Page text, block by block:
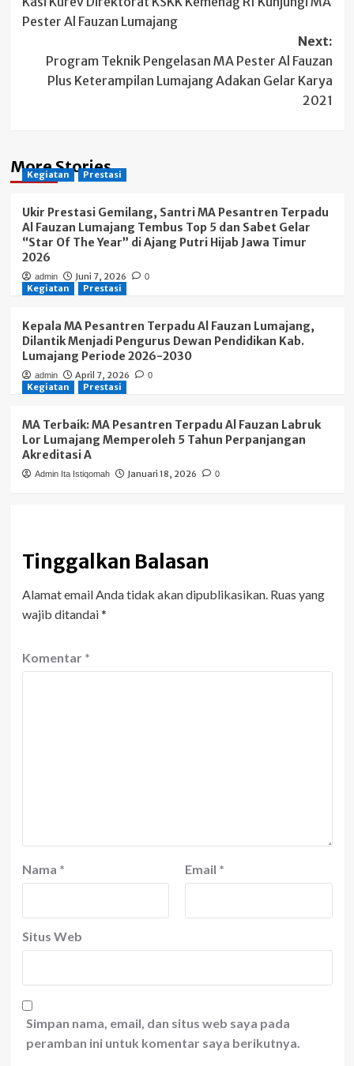
navigation
Pester Al Fauzan Lumajang
Next:
Program Teknik Pengelasan MA Pester Al Fauzan
Plus Keterampilan Lumajang Adakan Gelar Karya
2021
More Stories
Kegiatan Prestasi
Ukir Prestasi Gemilang, Santri MA Pesantren Terpadu
Al Fauzan Lumajang Tembus Top 5 dan Sabet Gelar
“Star Of The Year” di Ajang Putri Hijab Jawa Timur
2026
admin Juni 7, 2026 0
Kegiatan Prestasi
Kepala MA Pesantren Terpadu Al Fauzan Lumajang,
Dilantik Menjadi Pengurus Dewan Pendidikan Kab.
Lumajang Periode 2026-2030
admin April 7, 2026 0
Kegiatan Prestasi
MA Terbaik: MA Pesantren Terpadu Al Fauzan Labruk
Lor Lumajang Memperoleh 5 Tahun Perpanjangan
Akreditasi A
Admin Ita Istiqomah Januari 18, 2026 0
Tinggalkan Balasan
Alamat email Anda tidak akan dipublikasikan. Ruas yang
wajib ditandai*
Komentar *
Nama * Email *
Situs Web
Simpan nama, email, dan situs web saya pada
peramban ini untuk komentar saya berikutnya.